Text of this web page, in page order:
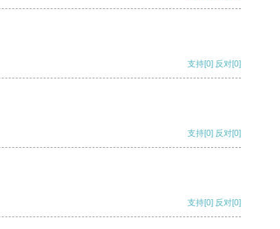
支持[0] 反对[0]
支持[0] 反对[0]
支持[0] 反对[0]